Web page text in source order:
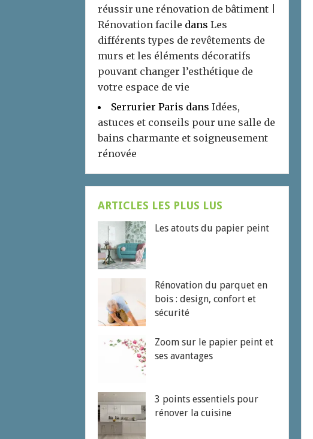
réussir une rénovation de bâtiment |
Rénovation facile dans Les
différents types de revêtements de
murs et les éléments décoratifs
pouvant changer l’esthétique de
votre espace de vie
Serrurier Paris dans Idées,
astuces et conseils pour une salle de
bains charmante et soigneusement
rénovée
ARTICLES LES PLUS LUS
Les atouts du papier peint
Rénovation du parquet en
bois : design, confort et
sécurité
Zoom sur le papier peint et
ses avantages
3 points essentiels pour
rénover la cuisine